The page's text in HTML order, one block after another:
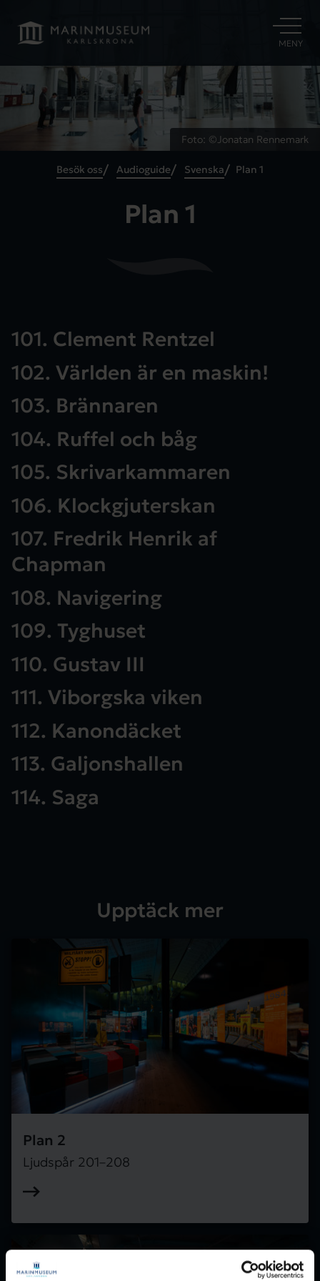
ÖPPNA
MENY
Foto: ©Jonatan Rennemark
Besök oss Audioguide Svenska Plan 1
Plan 1
101. Clement Rentzel
102. Världen är en maskin!
103. Brännaren
104. Ruffel och båg
105. Skrivarkammaren
106. Klockgjuterskan
107. Fredrik Henrik af
Chapman
108. Navigering
109. Tyghuset
110. Gustav III
111. Viborgska viken
112. Kanondäcket
113. Galjonshallen
114. Saga
Upptäck mer
Plan 2
Ljudspår 201–208